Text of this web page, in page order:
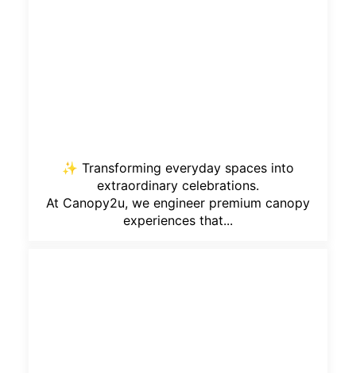
✨ Transforming everyday spaces into
extraordinary celebrations.
At Canopy2u, we engineer premium canopy
experiences that...